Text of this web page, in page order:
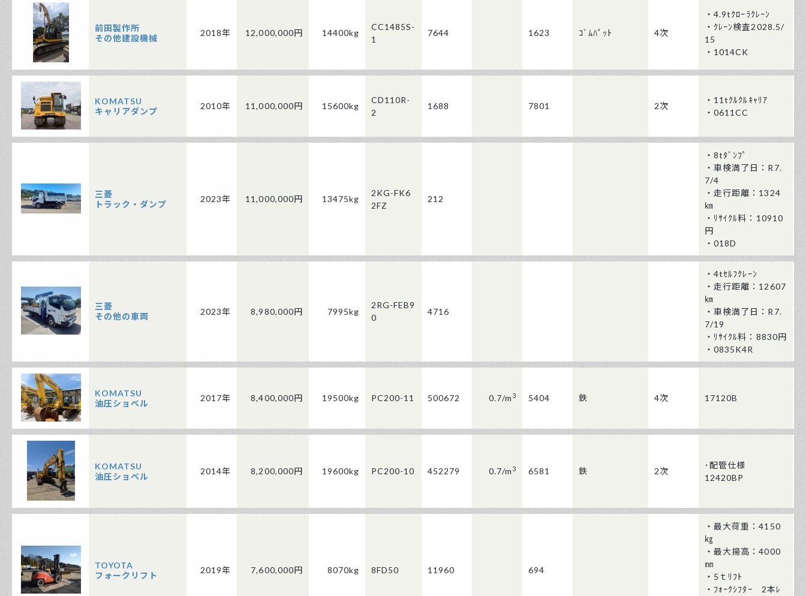
前田製作所
その他建設機械
2018年 12,000,000円 14400kg
CC1485S-
1
7644 1623 ｺﾞﾑﾊﾟｯﾄ 4次
・4.9tｸﾛｰﾗｸﾚｰﾝ
・ｸﾚｰﾝ検査2028.5/
15
・1014CK
KOMATSU
キャリアダンプ
2010年 11,000,000円 15600kg
CD110R-
2
1688 7801 2次
・11tｸﾙｸﾙｷｬﾘｱ
・0611CC
三菱
トラック・ダンプ
2023年 11,000,000円 13475kg
2KG-FK6
2FZ
212
・8tﾀﾞﾝﾌﾟ
・車検満了日：R7.
7/4
・走行距離：1324
㎞
・ﾘｻｲｸﾙ料：10910
円
・018D
三菱
その他の車両
2023年 8,980,000円 7995kg
2RG-FEB9
0
4716
・4tｾﾙﾌｸﾚｰﾝ
・走行距離：12607
㎞
・車検満了日：R7.
7/19
・ﾘｻｲｸﾙ料：8830円
・0835K4R
KOMATSU
油圧ショベル
2017年 8,400,000円 19500kg PC200-11 500672 0.7/m 3 5404 鉄 4次 17120B
KOMATSU
油圧ショベル
2014年 8,200,000円 19600kg PC200-10 452279 0.7/m 3 6581 鉄 2次
･配管仕様
12420BP
TOYOTA
フォークリフト
2019年 7,600,000円 8070kg 8FD50 11960 694
・最大荷重：4150
㎏
・最大揚高：4000
㎜
・5ｔﾘﾌﾄ
・ﾌｫｰｸｼﾌﾀｰ 2本ﾚ